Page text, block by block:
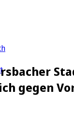
gegen